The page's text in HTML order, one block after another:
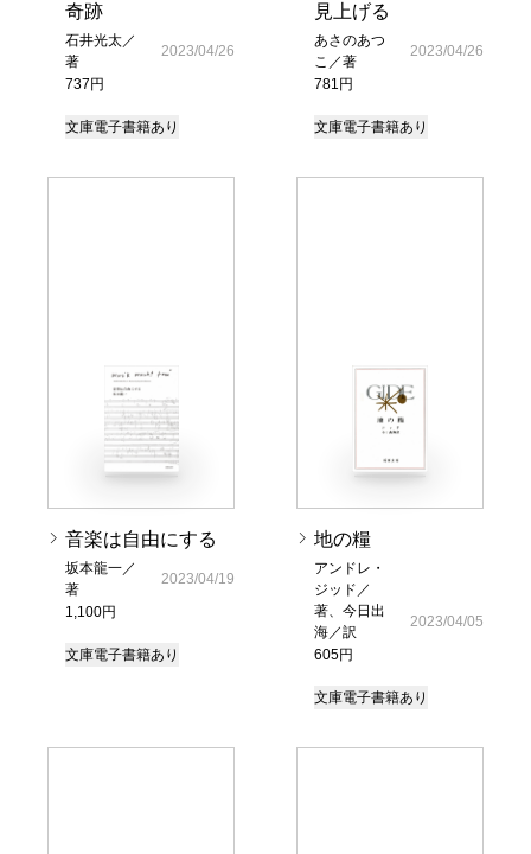
奇跡
石井光太／
著
737円
2023/04/26
文庫電子書籍あり
見上げる
あさのあつ
こ／著
781円
2023/04/26
文庫電子書籍あり
音楽は自由にする
坂本龍一／
著
1,100円
2023/04/19
文庫電子書籍あり
地の糧
アンドレ・
ジッド／
著、今日出
海／訳
605円
2023/04/05
文庫電子書籍あり